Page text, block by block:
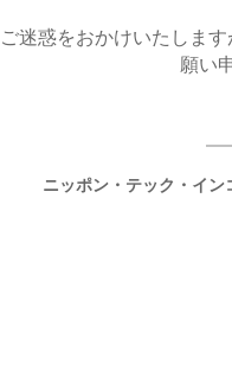
ご迷惑をおかけいたしま
願い
ニッポン・テック・イン